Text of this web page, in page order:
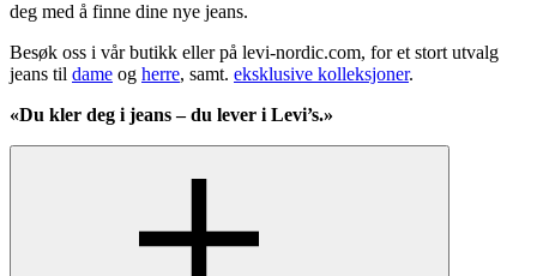
deg med å finne dine nye jeans.
Besøk oss i vår butikk eller på levi-nordic.com, for et stort utvalg
jeans til dame og herre, samt. eksklusive kolleksjoner.
«Du kler deg i jeans – du lever i Levi’s.»